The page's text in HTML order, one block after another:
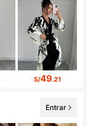
S/49.21
Entrar